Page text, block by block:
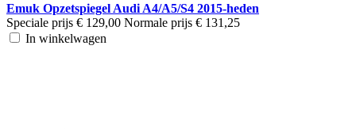
Emuk Opzetspiegel Audi A4/A5/S4 2015-heden
Speciale prijs € 129,00 Normale prijs € 131,25
In winkelwagen